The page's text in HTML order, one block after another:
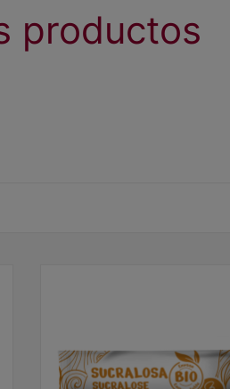
productos